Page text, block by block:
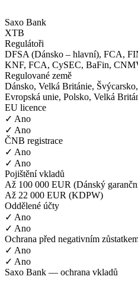
Saxo Bank
XTB
Regulátoři
DFSA (Dánsko – hlavní), FCA,
KNF, FCA, CySEC, BaFin,
Regulované země
Dánsko, Velká Británie,
Evropská unie, Polsko, Velká
EU licence
✓ Ano
✓ Ano
ČNB registrace
✓ Ano
✓ Ano
Pojištění vkladů
Až 100 000 EUR (Dánský
Až 22 000 EUR (KDPW)
Oddělené účty
✓ Ano
✓ Ano
Ochrana před negativním
✓ Ano
✓ Ano
Saxo Bank — ochrana vkladů